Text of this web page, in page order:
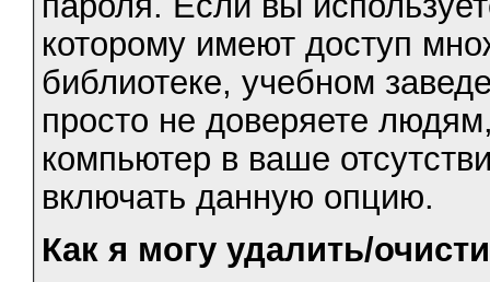
которому имеют доступ
библиотеке, учебном
просто не доверяете
компьютер в ваше
включать данную опцию.
Как я могу удалить/